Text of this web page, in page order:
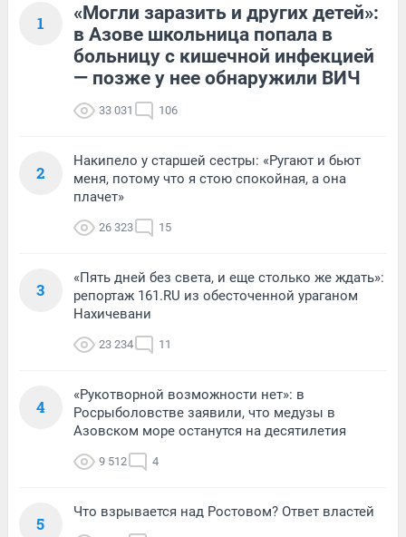
1
«Могли заразить и других детей»:
в Азове школьница попала в
больницу с кишечной инфекцией
— позже у нее обнаружили ВИЧ
33 031 106
2
Накипело у старшей сестры: «Ругают и бьют
меня, потому что я стою спокойная, а она
плачет»
26 323 15
3
«Пять дней без света, и еще столько же ждать»:
репортаж 161.RU из обесточенной ураганом
Нахичевани
23 234 11
4
«Рукотворной возможности нет»: в
Росрыболовстве заявили, что медузы в
Азовском море останутся на десятилетия
9 512 4
5
Что взрывается над Ростовом? Ответ властей